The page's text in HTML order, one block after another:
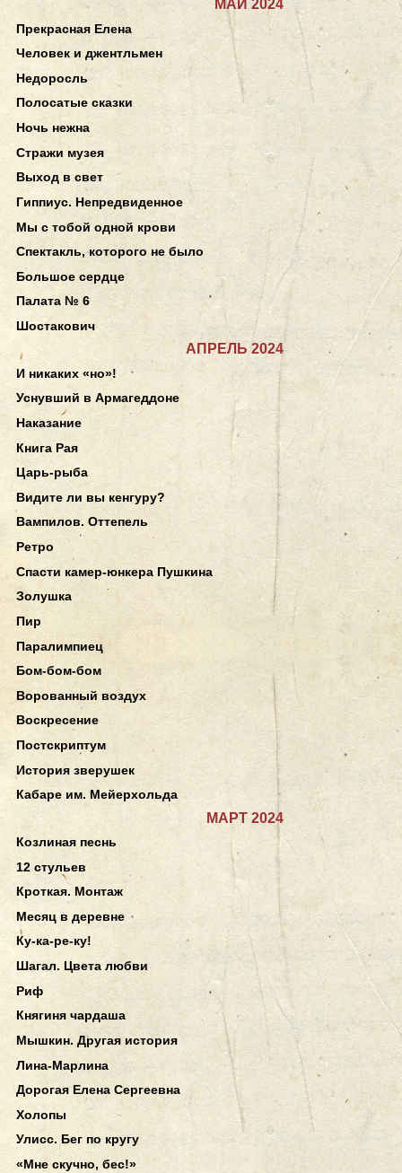
МАЙ 2024
Прекрасная Елена
Человек и джентльмен
Недоросль
Полосатые сказки
Ночь нежна
Стражи музея
Выход в свет
Гиппиус. Непредвиденное
Мы с тобой одной крови
Спектакль, которого не было
Большое сердце
Палата № 6
Шостакович
АПРЕЛЬ 2024
И никаких «но»!
Уснувший в Армагеддоне
Наказание
Книга Рая
Царь-рыба
Видите ли вы кенгуру?
Вампилов. Оттепель
Ретро
Спасти камер-юнкера Пушкина
Золушка
Пир
Паралимпиец
Бом-бом-бом
Ворованный воздух
Воскресение
Постскриптум
История зверушек
Кабаре им. Мейерхольда
МАРТ 2024
Козлиная песнь
12 стульев
Кроткая. Монтаж
Месяц в деревне
Ку-ка-ре-ку!
Шагал. Цвета любви
Риф
Княгиня чардаша
Мышкин. Другая история
Лина-Марлина
Дорогая Елена Сергеевна
Холопы
Улисс. Бег по кругу
«Мне скучно, бес!»